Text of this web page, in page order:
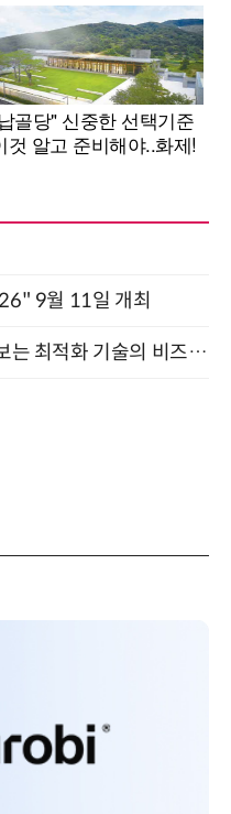
9월 11일 개최
[올쇼TV] Gurobi와 함께 알아보는 최적화 기술의 비즈니스 활용 (8월 20일 생방송)